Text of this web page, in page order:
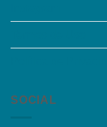
SOCIAL